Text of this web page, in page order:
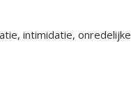
intimidatie, onredelijke